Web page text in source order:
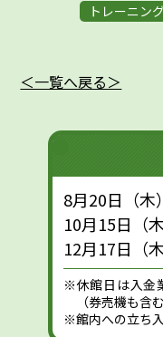
トレーニン
＜一覧へ戻る＞
8月20日（木）
10月15日（木
12月17日（木
※休館日は入金
（券売機も含む
※館内への立ち